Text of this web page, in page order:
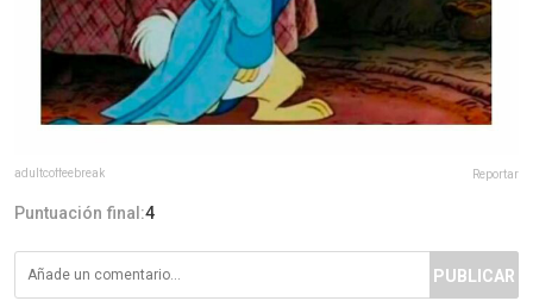
adultcoffeebreak Reportar
Puntuación final:4
PUBLICAR